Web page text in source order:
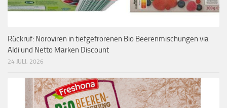
Rückruf: Noroviren in tiefgefrorenen Bio Beerenmischungen via
Aldi und Netto Marken Discount
24 JULI, 2026